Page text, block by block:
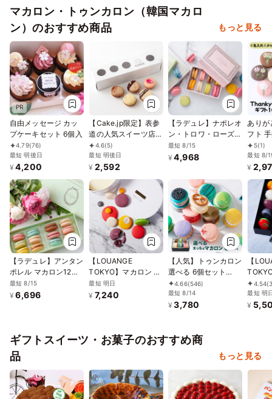
マカロン・トゥンカロン（韓国マカロ
ン）のおすすめ商品
もっと見る
PR
自由メッセージ カッ
プケーキセット 6個入
4.79(76)
最短 明後日
¥ 4,200
【Cake.jp限定】表参
道の人気スイーツ店
[EMME]の実力派パテ
ィシエが作る トリュ
フ香るマカロンショコ
ラバリエ
4.6(5)
最短 明後日
¥ 2,592
【ラデュレ】ナポレオ
ン・トロワ・ローズ
マカロン8個入り
最短 8/15
¥ 4,968
ありが
フト
ジ/イ
入り
5(1)
最短 8/
¥
【ラデュレ】アンタン
ポレル マカロン12個
入り
最短 8/15
¥ 6,696
【LOUANGE
TOKYO】マカロン チ
ーズケーキ お中元
2026
最短 明日
¥ 7,240
【人気】トゥンカロン
選べる 6個セット
MACAPRESSO マカ
ロン
4.66(546)
最短 8/14
¥ 3,780
【
4.54
最短 明
¥
ギフトスイーツ・お菓子のおすすめ商
品
もっと見る